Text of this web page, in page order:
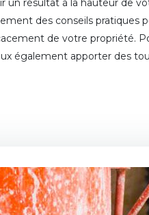
un résultat à la hauteur de
des conseils pratiques
de votre propriété.
également apporter des